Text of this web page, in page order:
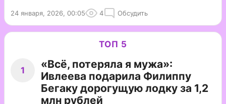
24 января, 2026, 00:05 4 Обсудить
ТОП 5
1
«Всё, потеряла я мужа»:
Ивлеева подарила Филиппу
Бегаку дорогущую лодку за 1,2
млн рублей